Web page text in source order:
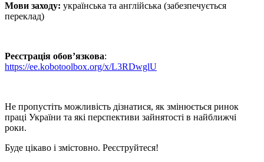
Мови заходу: українська та англійська (забезпечується
переклад)
Реєстрація обов’язкова:
https://ee.kobotoolbox.org/x/L3RDwglU
Не пропустіть можливість дізнатися, як змінюється ринок
праці України та які перспективи зайнятості в найближчі
роки.
Буде цікаво і змістовно. Реєструйтеся!